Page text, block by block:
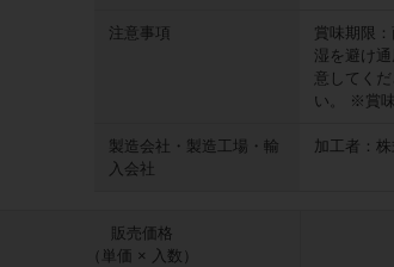
注意事項
賞味期限
湿を避け
意してく
い。 ※賞
製造会社・製造工場・輸
入会社
加工者：
販売価格
（単価 × 入数）